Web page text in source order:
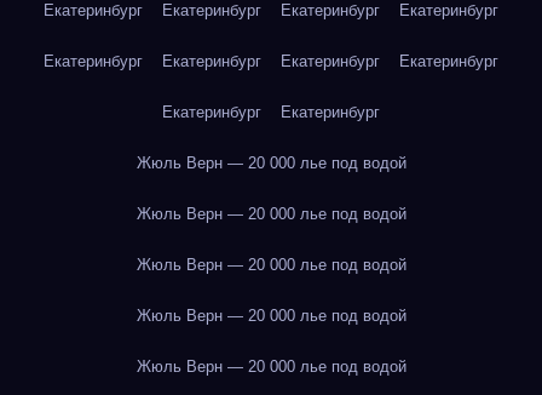
Екатеринбург Екатеринбург Екатеринбург Екатеринбург
Екатеринбург Екатеринбург Екатеринбург Екатеринбург
Екатеринбург Екатеринбург
Жюль Верн — 20 000 лье под водой
Жюль Верн — 20 000 лье под водой
Жюль Верн — 20 000 лье под водой
Жюль Верн — 20 000 лье под водой
Жюль Верн — 20 000 лье под водой